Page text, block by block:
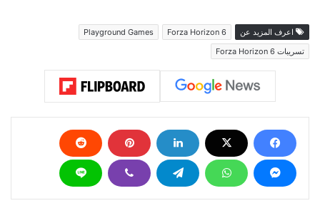
اعرف المزيد عن Forza Horizon 6
Playground Games
تسريبات Forza Horizon 6